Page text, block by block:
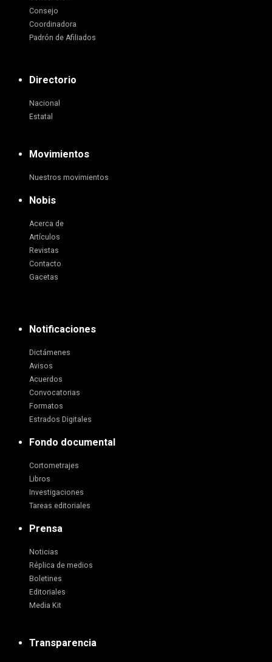
Consejo
Coordinadora
Padrón de Afiliados
Directorio
Nacional
Estatal
Movimientos
Nuestros movimientos
Nobis
Acerca de
Artículos
Revistas
Contacto
Gacetas
Notificaciones
Dictámenes
Avisos
Acuerdos
Convocatorias
Formatos
Estrados Digitales
Fondo documental
Cortometrajes
Libros
Investigaciones
Tareas editoriales
Prensa
Noticias
Réplica de medios
Boletines
Editoriales
Media Kit
Transparencia